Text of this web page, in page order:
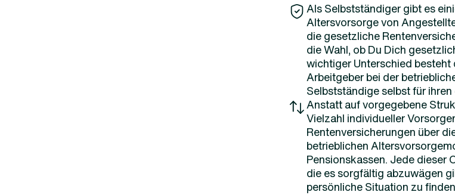
Als Selbstständiger gibt es
Altersvorsorge von
die gesetzliche
die Wahl, ob Du Dich
wichtiger Unterschied
Arbeitgeber bei der
Selbstständige selbst für
Anstatt auf vorgegebene
Vielzahl individueller
Rentenversicherungen über
betrieblichen
Pensionskassen. Jede dieser
die es sorgfältig abzuwägen
persönliche Situation zu